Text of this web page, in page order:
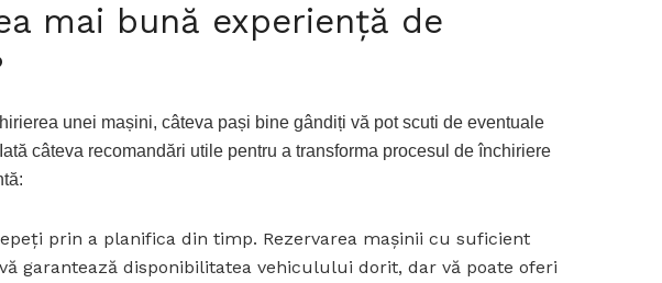
mai bună experiență de
unei mașini, câteva pași bine gândiți vă pot scuti de eventuale
câteva recomandări utile pentru a transforma procesul de închiriere
prin a planifica din timp. Rezervarea mașinii cu suficient
garantează disponibilitatea vehiculului dorit, dar vă poate oferi